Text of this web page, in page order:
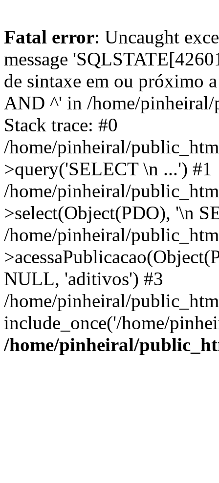
Fatal error: Uncaught
message
de sintaxe em ou próximo
AND ^' in /home/
Stack trace: #0
/home/pinheiral/
>query('SELECT \n ...') #1
/home/pinheiral/
>select(Object(PDO), '\n
/home/pinheiral/
NULL, 'aditivos') #3
/home/pinheiral/
include_once('/home/
/home/pinheiral/